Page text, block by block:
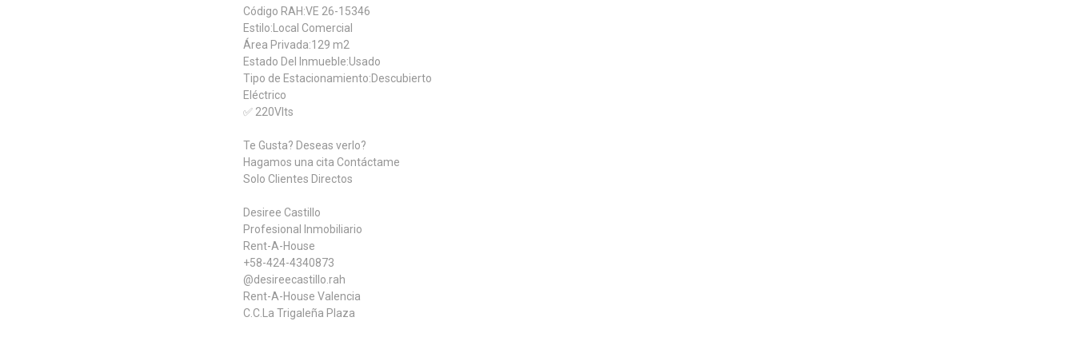
Código RAH:VE 26-15346
Estilo:Local Comercial
Área Privada:129 m2
Estado Del Inmueble:Usado
Tipo de Estacionamiento:Descubierto
Eléctrico
✅ 220Vlts
Te Gusta? Deseas verlo?
Hagamos una cita Contáctame
Solo Clientes Directos
Desiree Castillo
Profesional Inmobiliario
Rent-A-House
+58-424-4340873
@desireecastillo.rah
Rent-A-House Valencia
C.C.La Trigaleña Plaza